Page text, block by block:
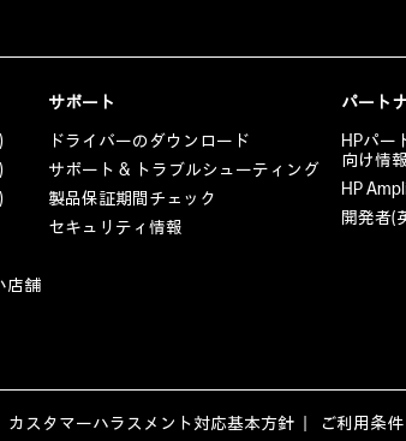
店舗
サポート
ドライバーのダウンロード
サポート & トラブルシューティング
製品保証期間チェック
セキュリティ情報
パート
HPパー
向け情
HP
開発者(
カスタマーハラスメント対応基本方針 ご利用条